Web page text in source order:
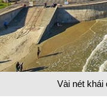
Vài nét khái